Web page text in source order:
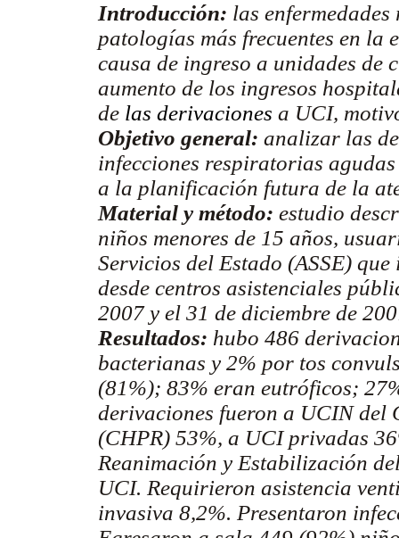
Introducción: las
patologías más frecuentes en
causa de ingreso a unidades de
aumento de los ingresos
de las derivaciones a UCI,
Objetivo general: analizar las
infecciones respiratorias
a la planificación futura de la
Material y método: estudio
niños menores de 15 años,
Servicios del Estado (ASSE)
desde centros asistenciales
2007 y el 31 de diciembre de
Resultados: hubo 486
bacterianas y 2% por tos
(81%); 83% eran eutróficos;
derivaciones fueron a UCIN
(CHPR) 53%, a UCI privadas
Reanimación y Estabilización
UCI. Requirieron asistencia
invasiva 8,2%. Presentaron